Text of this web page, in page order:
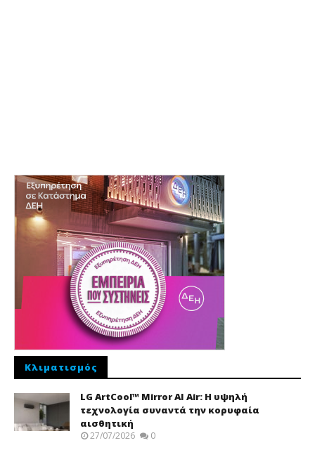
Κλιματισμός
LG ArtCool™ Mirror AI Air: Η υψηλή
τεχνολογία συναντά την κορυφαία
αισθητική
27/07/2026 0